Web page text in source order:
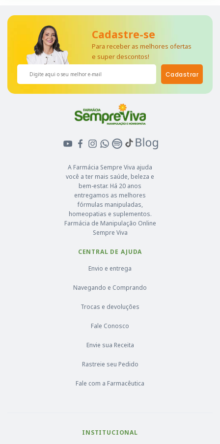
A Farmácia Sempre Viva ajuda
você a ter mais saúde, beleza e
bem-estar. Há 20 anos
entregamos as melhores
fórmulas manipuladas,
homeopatias e suplementos.
Farmácia de Manipulação Online
Sempre Viva
CENTRAL DE AJUDA
Envio e entrega
Navegando e Comprando
Trocas e devoluções
Fale Conosco
Envie sua Receita
Rastreie seu Pedido
Fale com a Farmacêutica
INSTITUCIONAL
Cadastre-se
Para receber as melhores ofertas
e super descontos!
Cadastrar